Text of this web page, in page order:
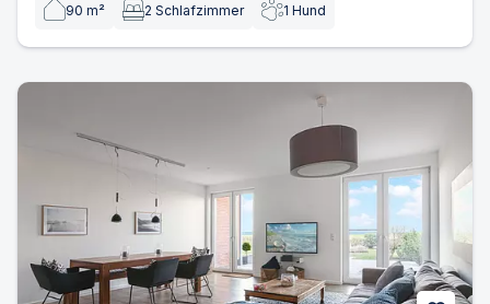
90 m² 2 Schlafzimmer 1 Hund
Beach Loft Stein | Ferienwohnung in Stein